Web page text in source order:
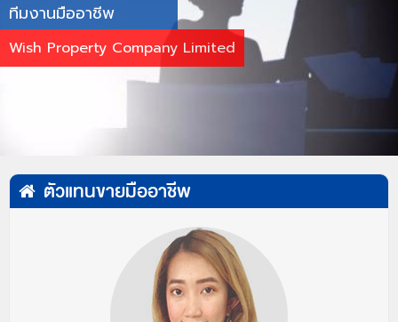
ทีมงานมืออาชีพ
Wish Property Company Limited
ตัวแทนขายมืออาชีพ